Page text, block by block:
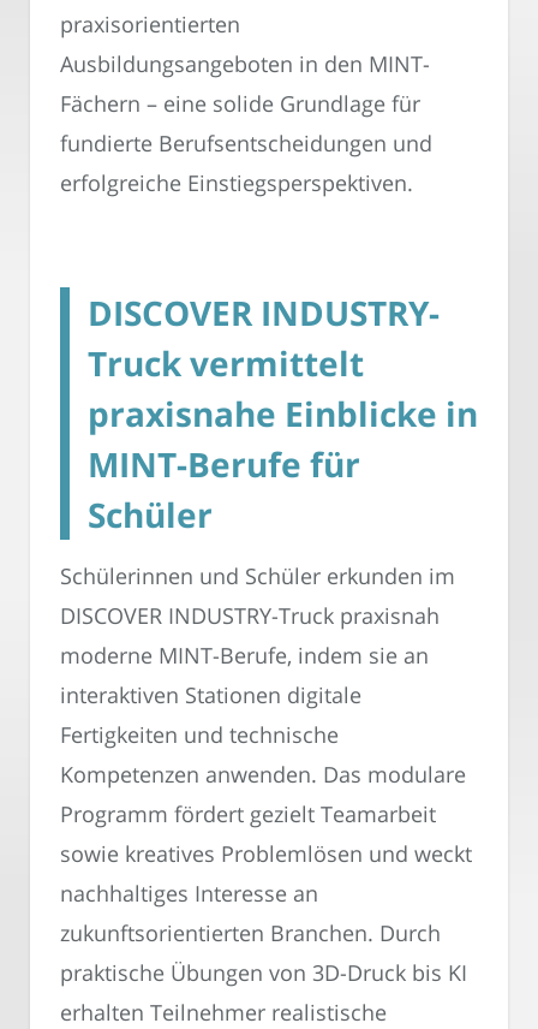
praxisorientierten
Ausbildungsangeboten in den MINT-
Fächern – eine solide Grundlage für
fundierte Berufsentscheidungen und
erfolgreiche Einstiegsperspektiven.
DISCOVER INDUSTRY-
Truck vermittelt
praxisnahe Einblicke in
MINT-Berufe für
Schüler
Schülerinnen und Schüler erkunden im
DISCOVER INDUSTRY-Truck praxisnah
moderne MINT-Berufe, indem sie an
interaktiven Stationen digitale
Fertigkeiten und technische
Kompetenzen anwenden. Das modulare
Programm fördert gezielt Teamarbeit
sowie kreatives Problemlösen und weckt
nachhaltiges Interesse an
zukunftsorientierten Branchen. Durch
praktische Übungen von 3D-Druck bis KI
erhalten Teilnehmer realistische